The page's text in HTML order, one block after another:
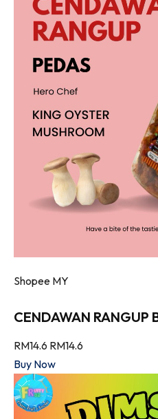
Shopee MY
CENDAWAN RANGUP
RM14.6 RM14.6
Buy Now